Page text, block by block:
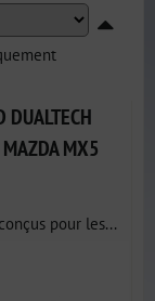
MX5
pour les...